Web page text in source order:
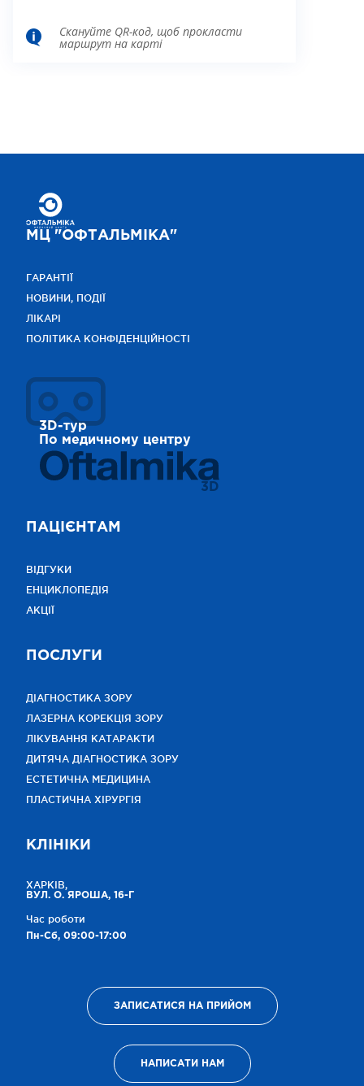
Скануйте QR-код, щоб прокласти
маршрут на карті
МЦ "ОФТАЛЬМІКА"
ГАРАНТІЇ
НОВИНИ, ПОДІЇ
ЛІКАРІ
ПОЛІТИКА КОНФІДЕНЦІЙНОСТІ
3D-тур
По медичному центру
3D
ПАЦІЄНТАМ
ВІДГУКИ
ЕНЦИКЛОПЕДІЯ
АКЦІЇ
ПОСЛУГИ
ДІАГНОСТИКА ЗОРУ
ЛАЗЕРНА КОРЕКЦІЯ ЗОРУ
ЛІКУВАННЯ КАТАРАКТИ
ДИТЯЧА ДІАГНОСТИКА ЗОРУ
ЕСТЕТИЧНА МЕДИЦИНА
ПЛАСТИЧНА ХІРУРГІЯ
КЛІНІКИ
ХАРКІВ,
ВУЛ. О. ЯРОША, 16-Г
Час роботи
Пн-Сб, 09:00-17:00
ЗАПИСАТИСЯ НА ПРИЙОМ
НАПИСАТИ НАМ